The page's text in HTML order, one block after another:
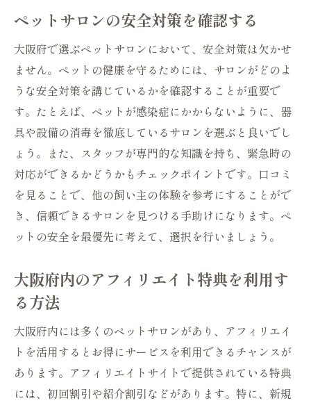
ペットサロンの安全対策を確認する
大阪府で選ぶペットサロンにおいて、安全対策は欠かせ
ません。ペットの健康を守るためには、サロンがどのよ
うな安全対策を講じているかを確認することが重要で
す。たとえば、ペットが感染症にかからないように、器
具や設備の消毒を徹底しているサロンを選ぶと良いでし
ょう。また、スタッフが専門的な知識を持ち、緊急時の
対応ができるかどうかもチェックポイントです。口コミ
を見ることで、他の飼い主の体験を参考にすることがで
き、信頼できるサロンを見つける手助けになります。ペ
ットの安全を最優先に考えて、選択を行いましょう。
大阪府内のアフィリエイト特典を利用す
る方法
大阪府内には多くのペットサロンがあり、アフィリエイ
トを活用するとお得にサービスを利用できるチャンスが
あります。アフィリエイトサイトで提供されている特典
には、初回割引や紹介割引などがあります。特に、新規